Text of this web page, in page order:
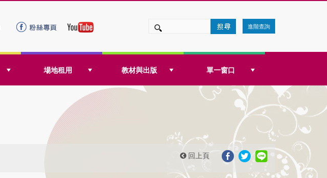
進階查詢
場地租用 教材與出版 單一窗口
回上頁